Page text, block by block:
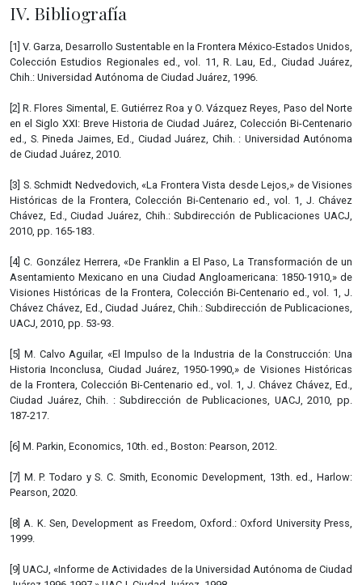
IV. Bibliografía
[1] V. Garza, Desarrollo Sustentable en la Frontera México-Estados Unidos,
Colección Estudios Regionales ed., vol. 11, R. Lau, Ed., Ciudad Juárez,
Chih.: Universidad Autónoma de Ciudad Juárez, 1996.
[2] R. Flores Simental, E. Gutiérrez Roa y O. Vázquez Reyes, Paso del Norte
en el Siglo XXI: Breve Historia de Ciudad Juárez, Colección Bi-Centenario
ed., S. Pineda Jaimes, Ed., Ciudad Juárez, Chih. : Universidad Autónoma
de Ciudad Juárez, 2010.
[3] S. Schmidt Nedvedovich, «La Frontera Vista desde Lejos,» de Visiones
Históricas de la Frontera, Colección Bi-Centenario ed., vol. 1, J. Chávez
Chávez, Ed., Ciudad Juárez, Chih.: Subdirección de Publicaciones UACJ,
2010, pp. 165-183.
[4] C. González Herrera, «De Franklin a El Paso, La Transformación de un
Asentamiento Mexicano en una Ciudad Angloamericana: 1850-1910,» de
Visiones Históricas de la Frontera, Colección Bi-Centenario ed., vol. 1, J.
Chávez Chávez, Ed., Ciudad Juárez, Chih.: Subdirección de Publicaciones,
UACJ, 2010, pp. 53-93.
[5] M. Calvo Aguilar, «El Impulso de la Industria de la Construcción: Una
Historia Inconclusa, Ciudad Juárez, 1950-1990,» de Visiones Históricas
de la Frontera, Colección Bi-Centenario ed., vol. 1, J. Chávez Chávez, Ed.,
Ciudad Juárez, Chih. : Subdirección de Publicaciones, UACJ, 2010, pp.
187-217.
[6] M. Parkin, Economics, 10th. ed., Boston: Pearson, 2012.
[7] M. P. Todaro y S. C. Smith, Economic Development, 13th. ed., Harlow:
Pearson, 2020.
[8] A. K. Sen, Development as Freedom, Oxford.: Oxford University Press,
1999.
[9] UACJ, «Informe de Actividades de la Universidad Autónoma de Ciudad